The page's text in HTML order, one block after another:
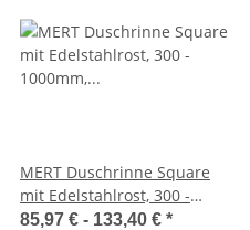
MERT Duschrinne Square
mit Edelstahlrost, 300 -
1000mm, höhenverstellbar,
85,97 € - 133,40 € *